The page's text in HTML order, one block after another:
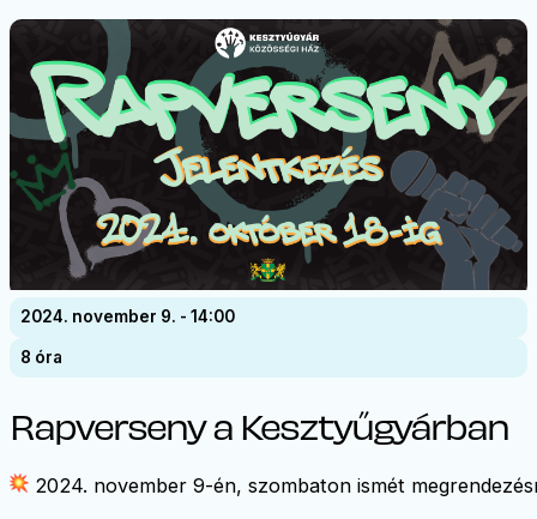
2024. november 9. - 14:00
8 óra
Rapverseny a Kesztyűgyárban
2024. november 9-én, szombaton ismét